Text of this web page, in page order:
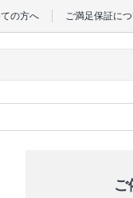
の方へ ご満足保証に
ご